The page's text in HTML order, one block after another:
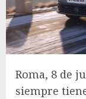
Roma, 8 de
siempre